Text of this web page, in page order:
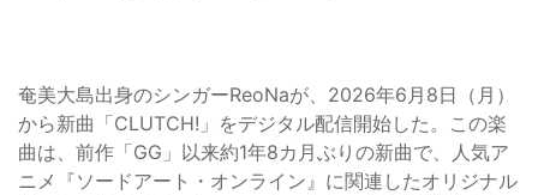
奄美大島出身のシンガーReoNaが、2026年6月8日（月）
から新曲「CLUTCH!」をデジタル配信開始した。この楽
曲は、前作「GG」以来約1年8カ月ぶりの新曲で、人気ア
ニメ『ソードアート・オンライン』に関連したオリジナル